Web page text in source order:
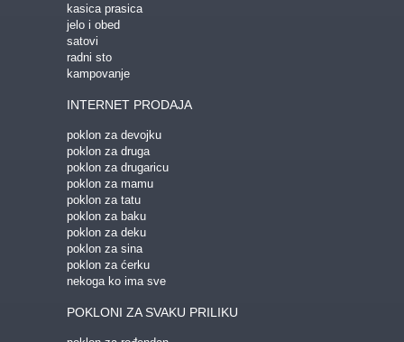
kasica prasica
jelo i obed
satovi
radni sto
kampovanje
INTERNET PRODAJA
poklon za devojku
poklon za druga
poklon za drugaricu
poklon za mamu
poklon za tatu
poklon za baku
poklon za deku
poklon za sina
poklon za ćerku
nekoga ko ima sve
POKLONI ZA SVAKU PRILIKU